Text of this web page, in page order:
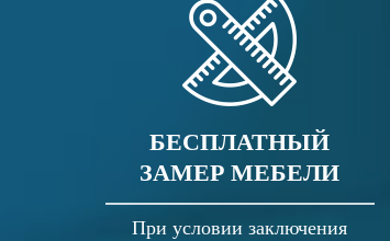
БЕСПЛАТНЫЙ
ЗАМЕР МЕБЕЛИ
При условии заключения